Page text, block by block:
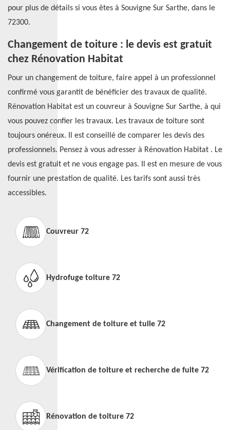
pour plus de détails si vous êtes à Souvigne Sur Sarthe, dans le
72300.
Changement de toiture : le devis est gratuit
chez Rénovation Habitat
Pour un changement de toiture, faire appel à un professionnel
confirmé vous garantit de bénéficier des travaux de qualité.
Rénovation Habitat est un couvreur à Souvigne Sur Sarthe, à qui
vous pouvez confier les travaux. Les travaux de toiture sont
toujours onéreux. Il est conseillé de comparer les devis des
professionnels. Pensez à vous adresser à Rénovation Habitat . Le
devis est gratuit et ne vous engage pas. Il est en mesure de vous
fournir une prestation de qualité. Les tarifs sont aussi très
accessibles.
Couvreur 72
Hydrofuge toiture 72
Changement de toiture et tuile 72
Vérification de toiture et recherche de fuite 72
Rénovation de toiture 72